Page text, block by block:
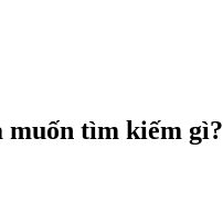
muốn tìm kiếm gì?